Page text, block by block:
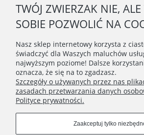
O NAS
OBSŁUGA KLIENTA
POMOC
MOJE KONTO
TWÓJ ZWIERZAK NIE,
SOBIE POZWOLIĆ NA
Nasz sklep internetowy korzysta z
świadczyć dla Waszych maluchów
najwyższym poziome! Dalsze
oznacza, że się na to zgadzasz.
Szczegóły o używanych przez nas
zasadach przetwarzania danych
Polityce prywatności.
Zaakceptuj tylko